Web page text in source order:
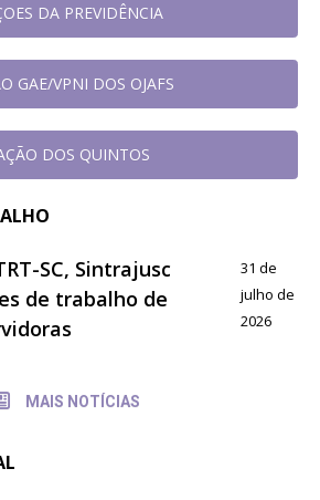
DA PREVIDÊNCIA
GAE/VPNI DOS OJAFS
DOS QUINTOS
SC, Sintrajusc
de trabalho de
31 de
julho de
2026
MAIS NOTÍCIAS